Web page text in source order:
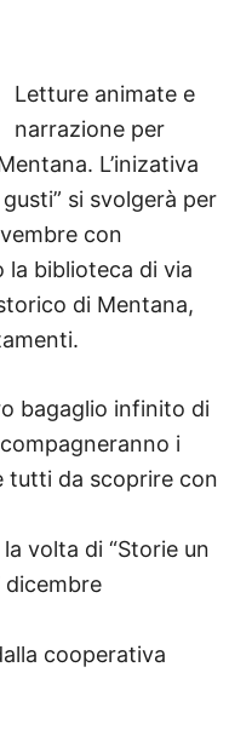
Letture animate e
narrazione per
L’inizativa
si svolgerà per
con
la biblioteca di via
di Mentana,
bagaglio infinito di
i
tutti da scoprire con
volta di “Storie un
dicembre
cooperativa